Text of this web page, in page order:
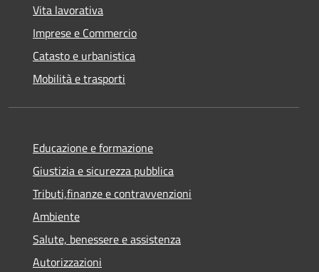
Vita lavorativa
Imprese e Commercio
Catasto e urbanistica
Mobilità e trasporti
Educazione e formazione
Giustizia e sicurezza pubblica
Tributi,finanze e contravvenzioni
Ambiente
Salute, benessere e assistenza
Autorizzazioni